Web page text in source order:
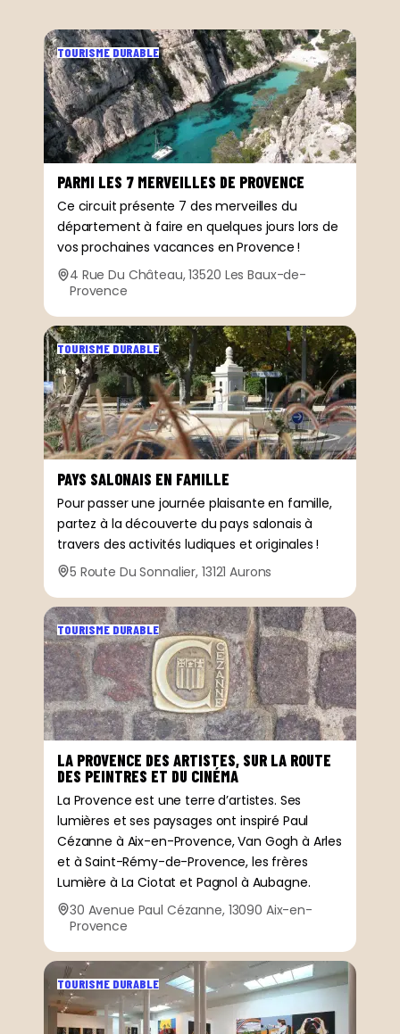
PARMI LES 7 MERVEILLES DE PROVENCE
TOURISME DURABLE
Ce circuit présente 7 des merveilles du
département à faire en quelques jours lors de
vos prochaines vacances en Provence !
4 Rue Du Château, 13520 Les Baux-de-
Provence
PAYS SALONAIS EN FAMILLE
TOURISME DURABLE
Pour passer une journée plaisante en famille,
partez à la découverte du pays salonais à
travers des activités ludiques et originales !
5 Route Du Sonnalier, 13121 Aurons
LA PROVENCE DES ARTISTES, SUR LA ROUTE
DES PEINTRES ET DU CINÉMA
TOURISME DURABLE
La Provence est une terre d’artistes. Ses
lumières et ses paysages ont inspiré Paul
Cézanne à Aix-en-Provence, Van Gogh à Arles
et à Saint-Rémy-de-Provence, les frères
Lumière à La Ciotat et Pagnol à Aubagne.
30 Avenue Paul Cézanne, 13090 Aix-en-
Provence
TOURISME DURABLE